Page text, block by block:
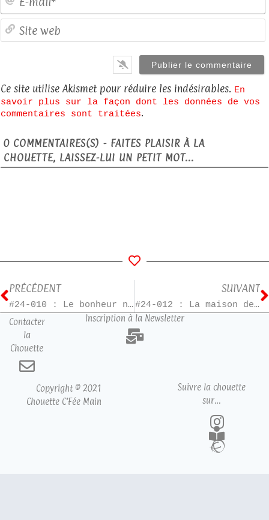
Ce site utilise Akismet pour réduire les indésirables. En
savoir plus sur la façon dont les données de vos
commentaires sont traitées.
0 COMMENTAIRES(S) - FAITES PLAISIR À LA
CHOUETTE, LAISSEZ-LUI UN PETIT MOT...
PRÉCÉDENT
#24-010 : Le bonheur n’a pas de rides
SUIVANT
#24-012 : La maison des Hollandais
Contacter
la
Chouette
Inscription à la Newsletter
Copyright © 2021
Chouette C’Fée Main
Suivre la chouette
sur…